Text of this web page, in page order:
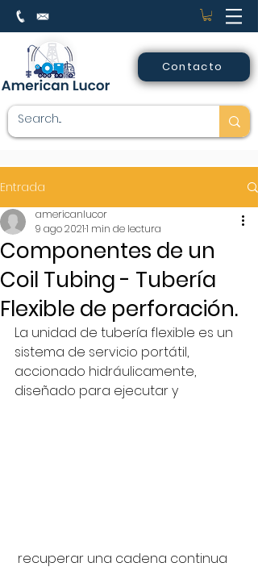
Contacto
Entrada
Componentes de un
Coil Tubing - Tubería
Flexible de perforación.
americanlucor
9 ago 20211 min de lectura
La unidad de tubería flexible es un
sistema de servicio portátil,
accionado hidráulicamente,
diseñado para ejecutar y